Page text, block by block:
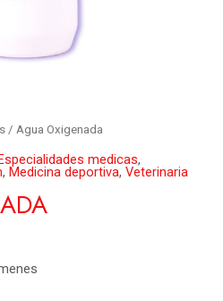
/ Agua Oxigenada
medicas,
, Medicina deportiva, Veterinaria